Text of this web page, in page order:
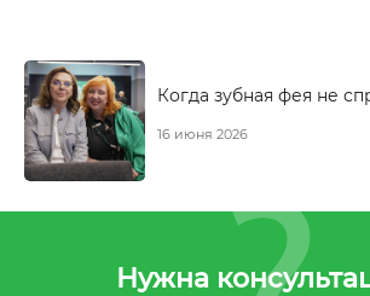
Когда зубная фея не
16 июня 2026
Нужна